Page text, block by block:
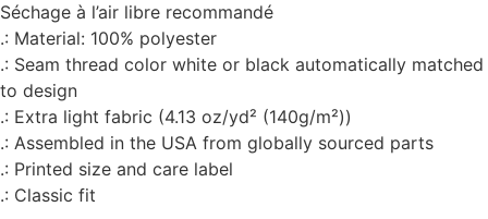
Séchage à l’air libre recommandé
.: Material: 100% polyester
.: Seam thread color white or black automatically matched
to design
.: Extra light fabric (4.13 oz/yd² (140g/m²))
.: Assembled in the USA from globally sourced parts
.: Printed size and care label
.: Classic fit